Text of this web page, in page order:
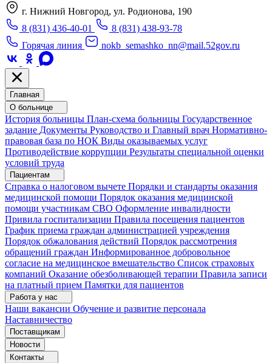
г. Нижний Новгород, ул. Родионова, 190
8 (831) 436-40-01
8 (831) 438-93-78
Горячая линия
nokb_semashko_nn@mail.52gov.ru
Главная
О больнице
История больницы План-схема больницы Государственное
задание Документы Руководство и Главный врач Нормативно-
правовая база по НОК Виды оказываемых услуг
Противодействие коррупции Результаты специальной оценки
условий труда
Пациентам
Справка о налоговом вычете Порядки и стандарты оказания
медицинской помощи Порядок оказания медицинской
помощи участникам СВО Оформление инвалидности
Привила госпитализации Правила посещения пациентов
График приема граждан администрацией учреждения
Порядок обжалования действий Порядок рассмотрения
обращений граждан Информированное добровольное
согласие на медицинское вмешательство Список страховых
компаний Оказание обезболивающей терапии Правила записи
на платный прием Памятки для пациентов
Работа у нас
Наши вакансии Обучение и развитие персонала
Наставничество
Поставщикам
Новости
Контакты